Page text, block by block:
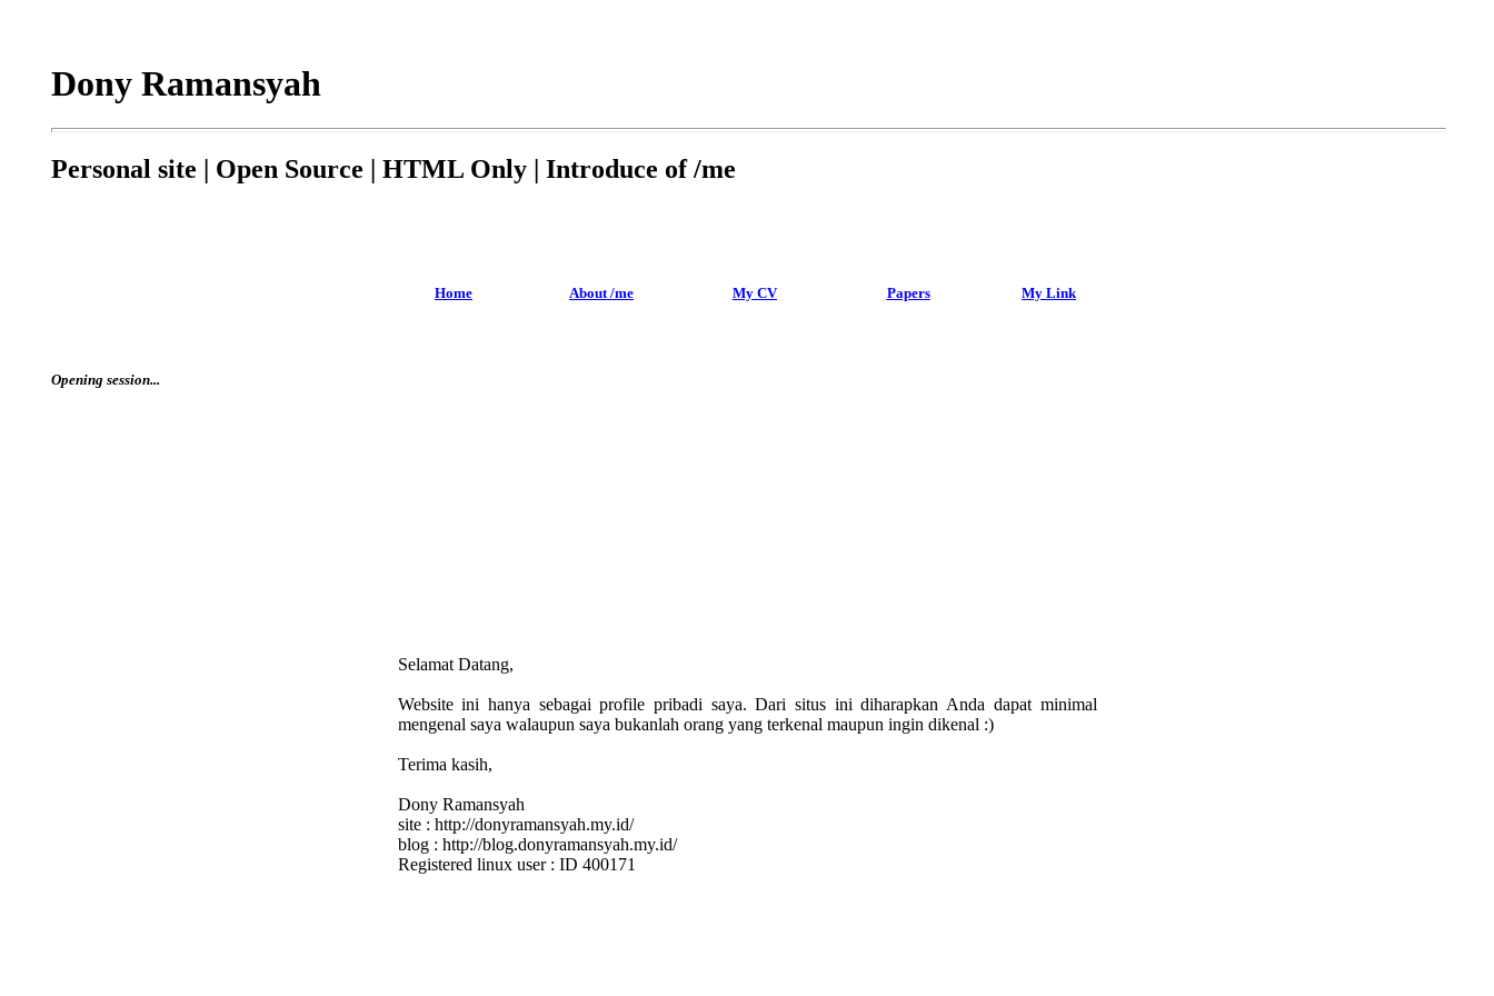
Dony Ramansyah
Personal site | Open Source | HTML Only | Introduce of /me
Home About /me My CV Papers My Link
Opening session...
Selamat Datang,
Website ini hanya sebagai profile pribadi saya. Dari situs ini diharapkan Anda dapat minimal
mengenal saya walaupun saya bukanlah orang yang terkenal maupun ingin dikenal :)
Terima kasih,
Dony Ramansyah
site : http://donyramansyah.my.id/
blog : http://blog.donyramansyah.my.id/
Registered linux user : ID 400171